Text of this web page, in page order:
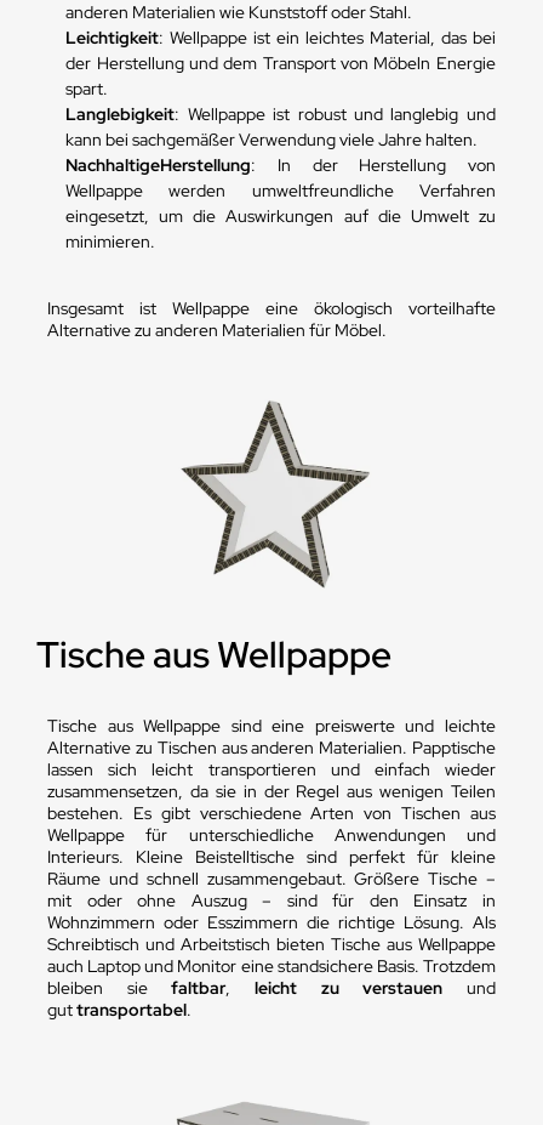
anderen Materialien wie Kunststoff oder Stahl.
Leichtigkeit: Wellpappe ist ein leichtes Material, das bei
der Herstellung und dem Transport von Möbeln Energie
spart.
Langlebigkeit: Wellpappe ist robust und langlebig und
kann bei sachgemäßer Verwendung viele Jahre halten.
NachhaltigeHerstellung: In der Herstellung von
Wellpappe werden umweltfreundliche Verfahren
eingesetzt, um die Auswirkungen auf die Umwelt zu
minimieren.
Insgesamt ist Wellpappe eine ökologisch vorteilhafte
Alternative zu anderen Materialien für Möbel.
Tische aus Wellpappe
Tische aus Wellpappe sind eine preiswerte und leichte
Alternative zu Tischen aus anderen Materialien. Papptische
lassen sich leicht transportieren und einfach wieder
zusammensetzen, da sie in der Regel aus wenigen Teilen
bestehen. Es gibt verschiedene Arten von Tischen aus
Wellpappe für unterschiedliche Anwendungen und
Interieurs. Kleine Beistelltische sind perfekt für kleine
Räume und schnell zusammengebaut. Größere Tische –
mit oder ohne Auszug – sind für den Einsatz in
Wohnzimmern oder Esszimmern die richtige Lösung. Als
Schreibtisch und Arbeitstisch bieten Tische aus Wellpappe
auch Laptop und Monitor eine standsichere Basis. Trotzdem
bleiben siefaltbar,leicht zu verstauen und
guttransportabel.